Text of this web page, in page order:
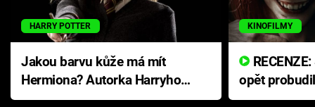
HARRY POTTER
Jakou barvu kůže má mít
Hermiona? Autorka Harryho
Pottera přišla s ráznou
KINOFILMY
opět
přichází s